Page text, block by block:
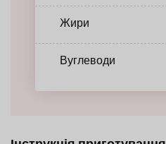
Жири
Вуглеводи